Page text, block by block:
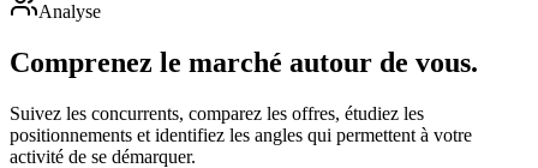
Analyse
Comprenez le marché autour de vous.
Suivez les concurrents, comparez les offres, étudiez les
positionnements et identifiez les angles qui permettent à votre
activité de se démarquer.